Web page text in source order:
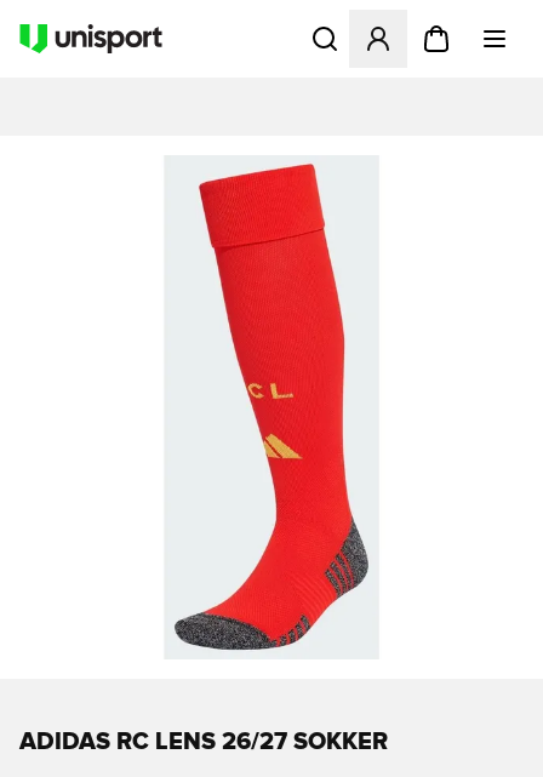
Åbner en Modal til at
ADIDAS RC LENS 26/27 SOKKER